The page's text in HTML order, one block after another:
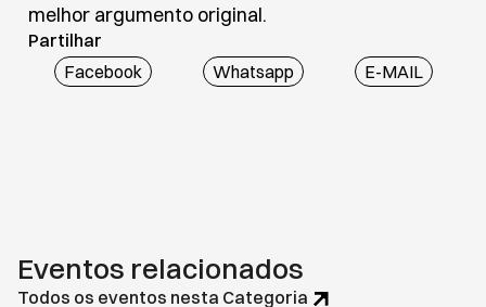
melhor argumento original.
Partilhar
Facebook
Whatsapp E-MAIL
Eventos relacionados
Todos os eventos nesta Categoria